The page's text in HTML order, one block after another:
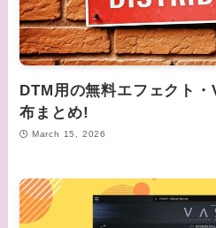
DTM用の無料エフェクト
布まとめ!
March 15, 2026